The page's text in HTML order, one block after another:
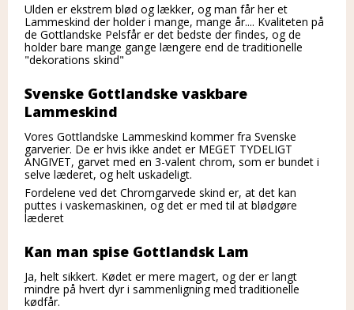
Ulden er ekstrem blød og lækker, og man får her et
Lammeskind der holder i mange, mange år.... Kvaliteten på
de Gottlandske Pelsfår er det bedste der findes, og de
holder bare mange gange længere end de traditionelle
"dekorations skind"
Svenske Gottlandske vaskbare
Lammeskind
Vores Gottlandske Lammeskind kommer fra Svenske
garverier. De er hvis ikke andet er MEGET TYDELIGT
ANGIVET, garvet med en 3-valent chrom, som er bundet i
selve læderet, og helt uskadeligt.
Fordelene ved det Chromgarvede skind er, at det kan
puttes i vaskemaskinen, og det er med til at blødgøre
læderet
Kan man spise Gottlandsk Lam
Ja, helt sikkert. Kødet er mere magert, og der er langt
mindre på hvert dyr i sammenligning med traditionelle
kødfår.